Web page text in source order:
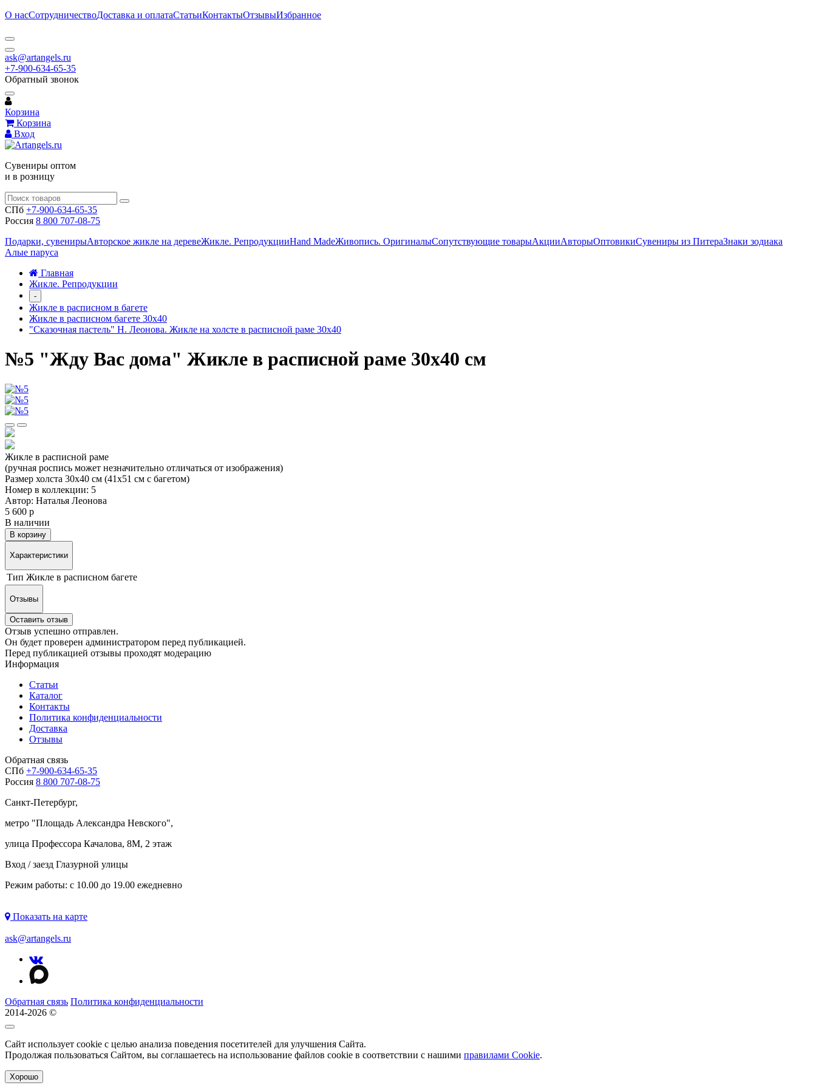
О насСотрудничествоДоставка и оплатаСтатьиКонтактыОтзывыИзбранное
ask@artangels.ru
+7-900-634-65-35
Обратный звонок
Корзина
Корзина
Вход
Сувениры оптом
и в розницу
СПб +7-900-634-65-35
Россия 8 800 707-08-75
Подарки, сувенирыАвторское жикле на деревеЖикле. РепродукцииHand MadeЖивопись. ОригиналыСопутствующие товарыАкцииАвторыОптовикиСувениры из ПитераЗнаки зодиака
Алые паруса
Главная
Жикле. Репродукции
-
Жикле в расписном в багете
Жикле в расписном багете 30х40
"Сказочная пастель" Н. Леонова. Жикле на холсте в расписной раме 30х40
№5 "Жду Вас дома" Жикле в расписной раме 30х40 см
Жикле в расписной раме
(ручная роспись может незначительно отличаться от изображения)
Размер холста 30х40 см (41х51 см с багетом)
Номер в коллекции: 5
Автор: Наталья Леонова
5 600 р
В наличии
В корзину
Характеристики
Тип Жикле в расписном багете
Отзывы
Оставить отзыв
Отзыв успешно отправлен.
Он будет проверен администратором перед публикацией.
Перед публикацией отзывы проходят модерацию
Информация
Статьи
Каталог
Контакты
Политика конфиденциальности
Доставка
Отзывы
Обратная связь
СПб +7-900-634-65-35
Россия 8 800 707-08-75
Санкт-Петербург,
метро "Площадь Александра Невского",
улица Профессора Качалова, 8М, 2 этаж
Вход / заезд Глазурной улицы
Режим работы: с 10.00 до 19.00 ежедневно
Показать на карте
ask@artangels.ru
Обратная связь Политика конфиденциальности
2014-2026 ©
Сайт использует cookie с целью анализа поведения посетителей для улучшения Сайта.
Продолжая пользоваться Сайтом, вы соглашаетесь на использование файлов cookie в соответствии с нашими правилами Сookie.
Хорошо